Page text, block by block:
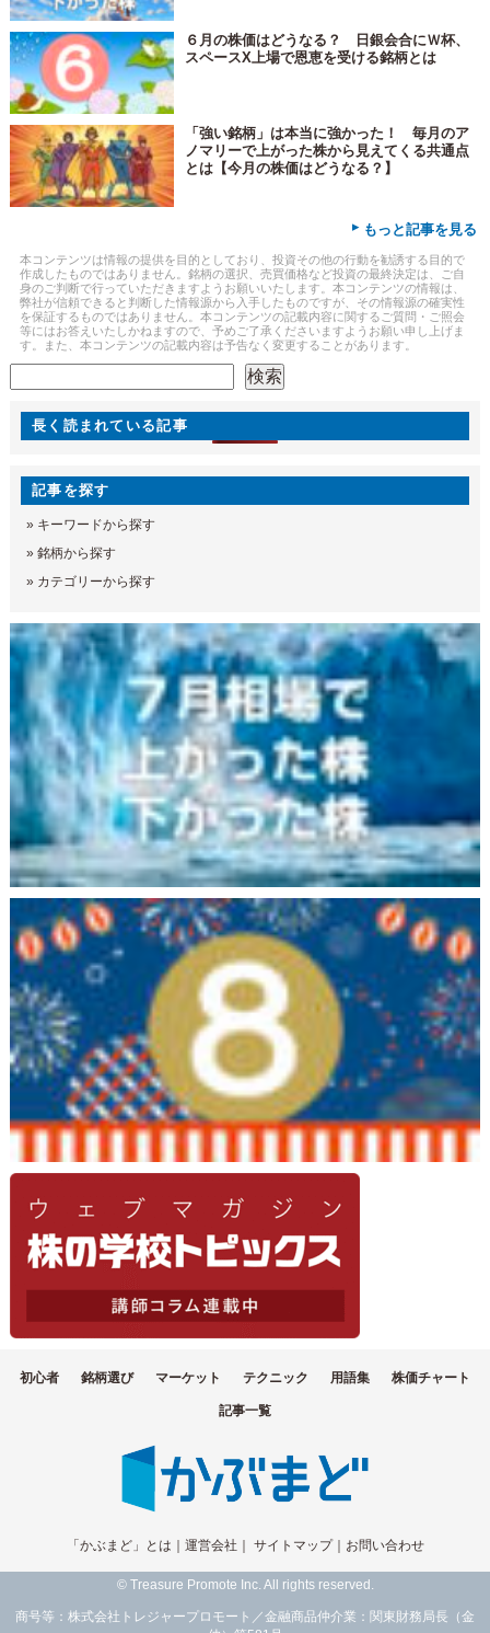
６月の株価はどうなる？ 日銀会合にＷ杯、
スペースX上場で恩恵を受ける銘柄とは
「強い銘柄」は本当に強かった！ 毎月のア
ノマリーで上がった株から見えてくる共通点
とは【今月の株価はどうなる？】
▸ もっと記事を見る
本コンテンツは情報の提供を目的としており、投資その他の行動を勧誘する目的で
作成したものではありません。銘柄の選択、売買価格など投資の最終決定は、ご自
身のご判断で行っていただきますようお願いいたします。本コンテンツの情報は、
弊社が信頼できると判断した情報源から入手したものですが、その情報源の確実性
を保証するものではありません。本コンテンツの記載内容に関するご質問・ご照会
等にはお答えいたしかねますので、予めご了承くださいますようお願い申し上げま
す。また、本コンテンツの記載内容は予告なく変更することがあります。
検索
長く読まれている記事
記事を探す
» キーワードから探す
» 銘柄から探す
» カテゴリーから探す
初心者 銘柄選び マーケット テクニック 用語集 株価チャート
記事一覧
「かぶまど」とは 運営会社 サイトマップ｜ お問い合わせ
© Treasure Promote Inc. All rights reserved.
商号等：株式会社トレジャープロモート／金融商品仲介業：関東財務局長（金